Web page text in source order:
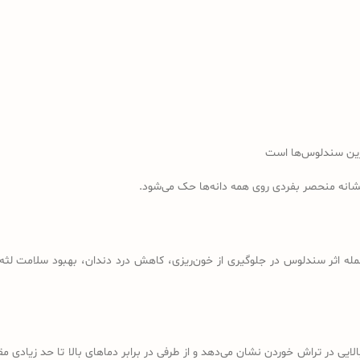
سندلوس‌ها است
منحصر بفردی روی همه دانه‌ها حک می‌شود.
اثر سندلوس در جلوگیری از خون‌ریزی، کاهش درد دندان، بهبود سلامت
در تراش خوردن نشان می‌دهد و از طرفی در برابر دماهای بالا تا حد